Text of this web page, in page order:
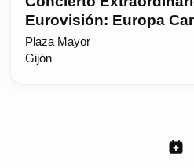
Eurovisión: Europa
Plaza Mayor
Gijón